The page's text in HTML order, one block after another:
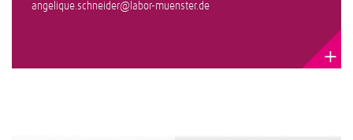
angelique.schneider@labor-muenster.de
+